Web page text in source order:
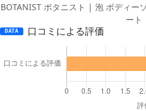
BOTANIST ボタニスト | 泡 ボディー
ート
DATA 口コミによる評価